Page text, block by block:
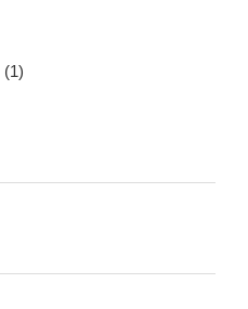
(1)